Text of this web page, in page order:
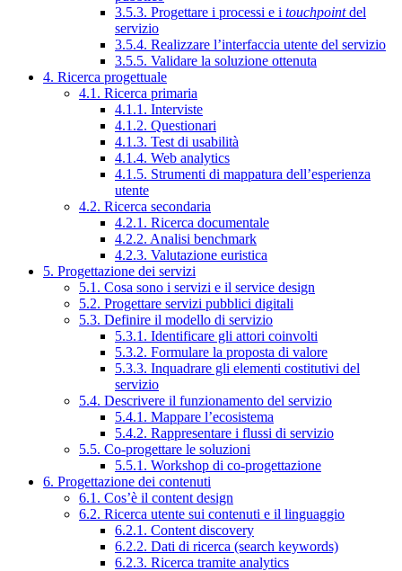
3.5.3. Progettare i processi e i touchpointdel
servizio
3.5.4. Realizzare l’interfaccia utente del servizio
3.5.5. Validare la soluzione ottenuta
4. Ricerca progettuale
4.1. Ricerca primaria
4.1.1. Interviste
4.1.2. Questionari
4.1.3. Test di usabilità
4.1.4. Web analytics
4.1.5. Strumenti di mappatura dell’esperienza
utente
4.2. Ricerca secondaria
4.2.1. Ricerca documentale
4.2.2. Analisi benchmark
4.2.3. Valutazione euristica
5. Progettazione dei servizi
5.1. Cosa sono i servizi e il service design
5.2. Progettare servizi pubblici digitali
5.3. Definire il modello di servizio
5.3.1. Identificare gli attori coinvolti
5.3.2. Formulare la proposta di valore
5.3.3. Inquadrare gli elementi costitutivi del
servizio
5.4. Descrivere il funzionamento del servizio
5.4.1. Mappare l’ecosistema
5.4.2. Rappresentare i flussi di servizio
5.5. Co-progettare le soluzioni
5.5.1. Workshop di co-progettazione
6. Progettazione dei contenuti
6.1. Cos’è il content design
6.2. Ricerca utente sui contenuti e il linguaggio
6.2.1. Content discovery
6.2.2. Dati di ricerca (search keywords)
6.2.3. Ricerca tramite analytics